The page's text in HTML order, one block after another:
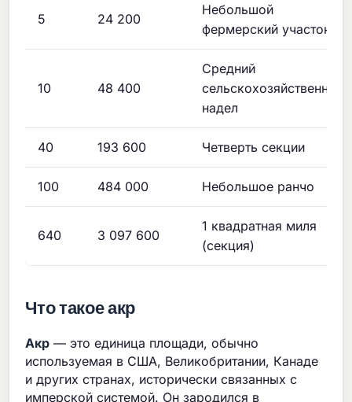
5 24 200
Небольшой
фермерский участок
10 48 400
Средний
сельскохозяйственный
надел
40 193 600 Четверть секции
100 484 000 Небольшое ранчо
640 3 097 600
1 квадратная миля
(секция)
Что такое акр
Акр — это единица площади, обычно
используемая в США, Великобритании, Канаде
и других странах, исторически связанных с
имперской системой. Он зародился в